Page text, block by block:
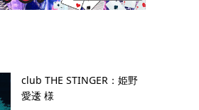
club THE STINGER：姫野
愛逶 様